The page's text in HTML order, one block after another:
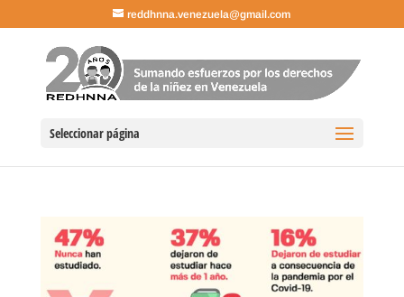
reddhnna.venezuela@gmail.com
Seleccionar página